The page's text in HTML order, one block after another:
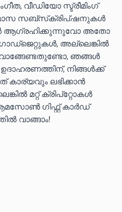
വീഡിയോ സ്ട്രീമിംഗ്
സബ്‌സ്‌ക്രിപ്‌ഷനുകൾ
ആഗ്രഹിക്കുന്നുവോ അതോ
അല്ലെങ്കിൽ
ഞങ്ങൾ
നിങ്ങൾക്ക്
ലഭിക്കാൻ
മറ്റ് ക്രിപ്‌റ്റോകൾ
ഗിഫ്റ്റ് കാർഡ്
വാങ്ങാം!